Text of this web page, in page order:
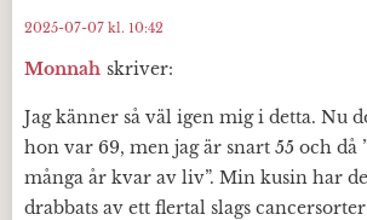
Monnah skriver:
2025-07-07 kl. 10:42
Jag känner så väl igen mig i detta. Nu
hon var 69, men jag är snart 55 och då
många år kvar av liv”. Min kusin har
drabbats av ett flertal slags